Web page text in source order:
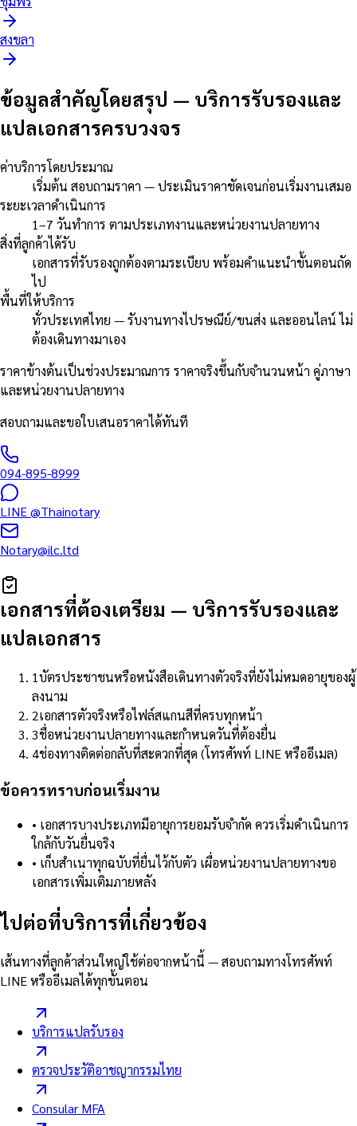
สงขลา
ข้อมูลสำคัญโดยสรุป — บริการรับรองและ
แปลเอกสารครบวงจร
ค่าบริการโดยประมาณ
เริ่มต้น สอบถามราคา — ประเมินราคาชัดเจนก่อนเริ่มงานเสมอ
ระยะเวลาดำเนินการ
1–7 วันทำการ ตามประเภทงานและหน่วยงานปลายทาง
สิ่งที่ลูกค้าได้รับ
เอกสารที่รับรองถูกต้องตามระเบียบ พร้อมคำแนะนำขั้นตอนถัด
ไป
พื้นที่ให้บริการ
ทั่วประเทศไทย — รับงานทางไปรษณีย์/ขนส่ง และออนไลน์ ไม่
ต้องเดินทางมาเอง
ราคาข้างต้นเป็นช่วงประมาณการ ราคาจริงขึ้นกับจำนวนหน้า คู่ภาษา
และหน่วยงานปลายทาง
สอบถามและขอใบเสนอราคาได้ทันที
094-895-8999
LINE@Thainotary
Notary@ilc.ltd
เอกสารที่ต้องเตรียม — บริการรับรองและ
แปลเอกสาร
1บัตรประชาชนหรือหนังสือเดินทางตัวจริงที่ยังไม่หมดอายุของผู้
ลงนาม
2เอกสารตัวจริงหรือไฟล์สแกนสีที่ครบทุกหน้า
3ชื่อหน่วยงานปลายทางและกำหนดวันที่ต้องยื่น
4ช่องทางติดต่อกลับที่สะดวกที่สุด (โทรศัพท์ LINE หรืออีเมล)
ข้อควรทราบก่อนเริ่มงาน
• เอกสารบางประเภทมีอายุการยอมรับจำกัด ควรเริ่มดำเนินการ
ใกล้กับวันยื่นจริง
• เก็บสำเนาทุกฉบับที่ยื่นไว้กับตัว เผื่อหน่วยงานปลายทางขอ
เอกสารเพิ่มเติมภายหลัง
ไปต่อที่บริการที่เกี่ยวข้อง
เส้นทางที่ลูกค้าส่วนใหญ่ใช้ต่อจากหน้านี้ — สอบถามทางโทรศัพท์
LINE หรืออีเมลได้ทุกขั้นตอน
บริการแปลรับรอง
ตรวจประวัติอาชญากรรมไทย
Consular MFA